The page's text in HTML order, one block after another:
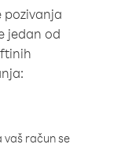
pozivanja
jedan od
vaš račun se